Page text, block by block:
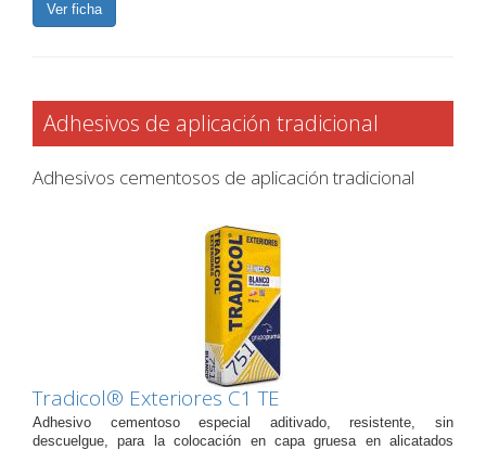
Ver ficha
Adhesivos de aplicación tradicional
Adhesivos cementosos de aplicación tradicional
Tradicol® Exteriores C1 TE
Adhesivo cementoso especial aditivado, resistente, sin
descuelgue, para la colocación en capa gruesa en alicatados